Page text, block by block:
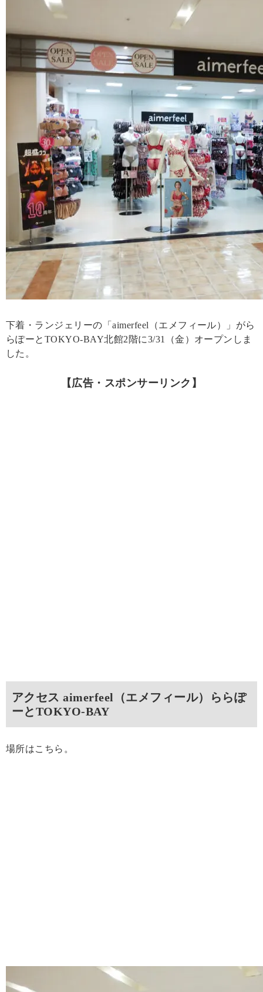
下着・ランジェリーの「aimerfeel（エメフィール）」がら
らぽーとTOKYO‐BAY北館2階に3/31（金）オープンしま
した。
【広告・スポンサーリンク】
アクセス aimerfeel（エメフィール）ららぽ
ーとTOKYO‐BAY
場所はこちら。